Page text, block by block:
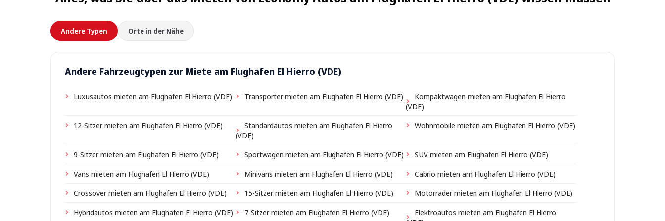
Andere Typen Orte in der Nähe
Andere Fahrzeugtypen zur Miete am Flughafen El Hierro (VDE)
Luxusautos mieten am Flughafen El Hierro (VDE) Transporter mieten am Flughafen El Hierro (VDE)
Kompaktwagen mieten am Flughafen El Hierro
(VDE)
12-Sitzer mieten am Flughafen El Hierro (VDE)
Standardautos mieten am Flughafen El Hierro
(VDE)
Wohnmobile mieten am Flughafen El Hierro (VDE)
9-Sitzer mieten am Flughafen El Hierro (VDE) Sportwagen mieten am Flughafen El Hierro (VDE)
SUV mieten am Flughafen El Hierro (VDE)
Vans mieten am Flughafen El Hierro (VDE)
Minivans mieten am Flughafen El Hierro (VDE)
Cabrio mieten am Flughafen El Hierro (VDE)
Crossover mieten am Flughafen El Hierro (VDE)
15-Sitzer mieten am Flughafen El Hierro (VDE)
Motorräder mieten am Flughafen El Hierro (VDE)
Hybridautos mieten am Flughafen El Hierro (VDE)
7-Sitzer mieten am Flughafen El Hierro (VDE)
Elektroautos mieten am Flughafen El Hierro